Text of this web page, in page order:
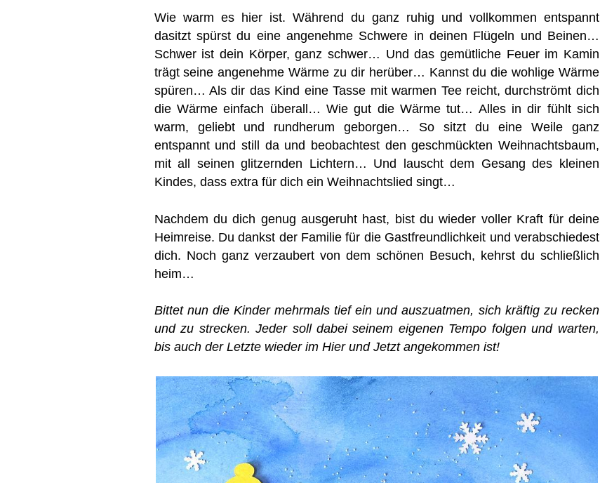
Wie warm es hier ist. Während du ganz ruhig und vollkommen entspannt
dasitzt spürst du eine angenehme Schwere in deinen Flügeln und Beinen…
Schwer ist dein Körper, ganz schwer… Und das gemütliche Feuer im Kamin
trägt seine angenehme Wärme zu dir herüber… Kannst du die wohlige Wärme
spüren… Als dir das Kind eine Tasse mit warmen Tee reicht, durchströmt dich
die Wärme einfach überall… Wie gut die Wärme tut… Alles in dir fühlt sich
warm, geliebt und rundherum geborgen… So sitzt du eine Weile ganz
entspannt und still da und beobachtest den geschmückten Weihnachtsbaum,
mit all seinen glitzernden Lichtern… Und lauscht dem Gesang des kleinen
Kindes, dass extra für dich ein Weihnachtslied singt…
Nachdem du dich genug ausgeruht hast, bist du wieder voller Kraft für deine
Heimreise. Du dankst der Familie für die Gastfreundlichkeit und verabschiedest
dich. Noch ganz verzaubert von dem schönen Besuch, kehrst du schließlich
heim…
Bittet nun die Kinder mehrmals tief ein und auszuatmen, sich kräftig zu recken
und zu strecken. Jeder soll dabei seinem eigenen Tempo folgen und warten,
bis auch der Letzte wieder im Hier und Jetzt angekommen ist!